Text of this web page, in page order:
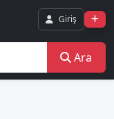
Giriş
Ara